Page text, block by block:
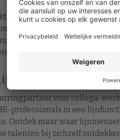
op dat er ook een grens
managementfunctie
want juist het wisselen
voor collega-
professionals in een
Ontdek maar waar
talenten bij zichzelf